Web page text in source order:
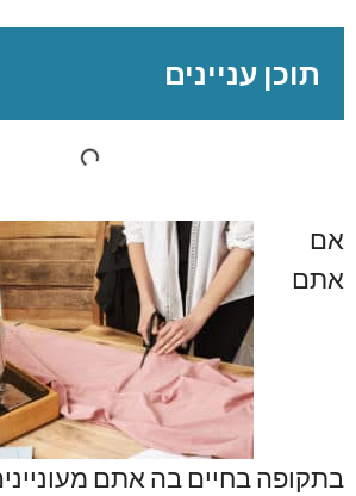
תוכן עניינים
אם
אתם
בתקופה בחיים בה אתם